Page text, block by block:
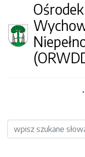
Wyszukiwarka